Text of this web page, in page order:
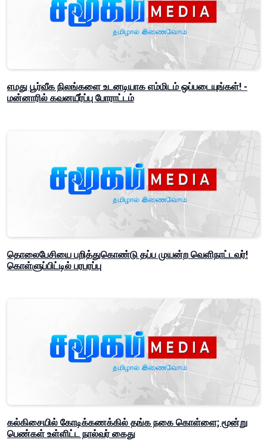
எமது பூர்வீக நிலங்களை உடனடியாக எம்மிடம் ஒப்படையுங்கள்! -
மன்னாரில் கவனயீர்ப்பு போராட்டம்
தொலைபேசியை பறித்துகொண்டு தப்ப முயன்ற வெளிநாட்டவர்!
கொள்ளுப்பிட்டில் பரபரப்பு
கல்கிசையில் கோடிக்கணக்கில் தங்க நகை கொள்ளை; மூன்று
பெண்கள் உள்ளிட்ட நால்வர் கைது